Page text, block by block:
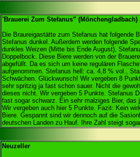
”Brauerei Zum Stefanus”
Die Braureigastätte zum Stefanus hat folgende
Stefanus dunkel. Außerdem werden folgende
dunkles Weizen (Mitte bis Ende August),
Doppelbock. Diese Biere werden von der
abgefüllt. Da es sich um keine regulären
aufgenommen. Stefanus hell: ca. 4,8 % vol.,
Schwächen. Glückwunsch! Wir vergeben 8
sehr spritzig ja fast schon sauer. Nicht die
dieses nicht. Wir vergeben 5 Punkte. Stefanus
fast sogar schwarz. Ein sehr malziges Bier,
Wir vergeben auch hier 5 Punkte. Fazit: Kein
Biere. Gespannt sind wir dennoch auf die
deutschen Landen zu Hauf. Ihre Zahl steigt
Neuzeller